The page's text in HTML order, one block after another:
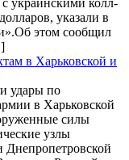
украинскими колл-
указали в
этом сообщил
в Харьковской и
удары по
в Харьковской
силы
узлы
Днепропетровской